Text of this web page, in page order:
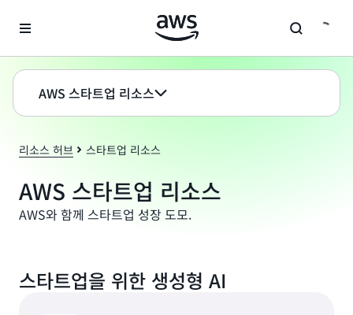
AWS 스타트업 리소스
리소스 허브 스타트업 리소스
AWS 스타트업 리소스
AWS와 함께 스타트업 성장 도모.
스타트업을 위한 생성형 AI